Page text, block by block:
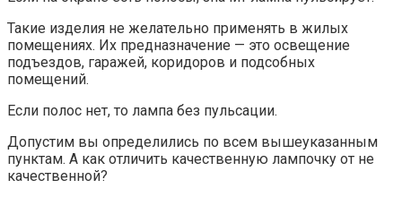
Такие изделия не желательно применять в жилых
помещениях. Их предназначение — это освещение
подъездов, гаражей, коридоров и подсобных
помещений.
Если полос нет, то лампа без пульсации.
Допустим вы определились по всем вышеуказанным
пунктам. А как отличить качественную лампочку от не
качественной?